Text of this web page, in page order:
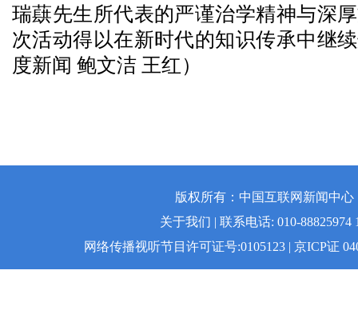
瑞蕻先生所代表的严谨治学精神与深
次活动得以在新时代的知识传承中继
度新闻 鲍文洁 王红）
版权所有：中国互联网新闻中
关于我们 | 联系电话: 010-88825974
网络传播视听节目许可证号:0105123 | 京ICP证